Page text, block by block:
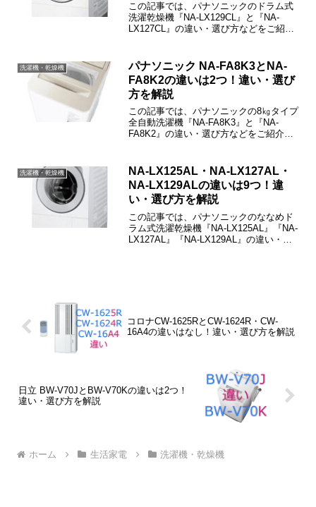
この記事では、パナソニックのドラム式
洗濯乾燥機『NA-LX129CL』と『NA-
LX127CL』の違い・選び方などをご紹介
洗濯機・乾燥機
パナソニック NA-FA8K3とNA-
FA8K2の違いは2つ！違い・選び
方を解説
この記事では、パナソニックの8㎏タイプ
全自動洗濯機『NA-FA8K3』と『NA-
FA8K2』の違い・選び方などをご紹介し
ス」の2つだけで、その他は共通です。
洗濯機・乾燥機
NA-LX125AL・NA-LX127AL・
NA-LX129ALの違いは9つ！違
い・選び方を解説
この記事では、パナソニックのななめド
ラム式洗濯乾燥機『NA-LX125AL』『NA-
LX127AL』『NA-LX129AL』の違い・選
コロナCW-1625RとCW-1624R・CW-
16A4の違いはなし！違い・選び方を解説
日立 BW-V70JとBW-V70Kの違いは2つ！
違い・選び方を解説
ホーム 生活家電 洗濯機・乾燥機